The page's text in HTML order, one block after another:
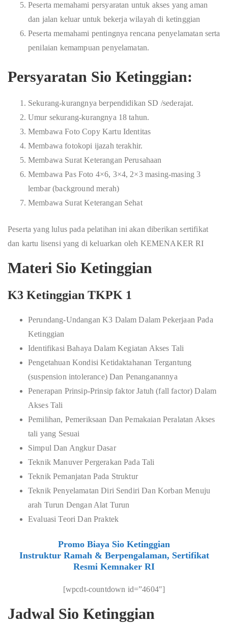
Peserta memahami persyaratan untuk akses yang aman
dan jalan keluar untuk bekerja wilayah di ketinggian
Peserta memahami pentingnya rencana penyelamatan serta
penilaian kemampuan penyelamatan.
Persyaratan Sio Ketinggian:
Sekurang-kurangnya berpendidikan SD /sederajat.
Umur sekurang-kurangnya 18 tahun.
Membawa Foto Copy Kartu Identitas
Membawa fotokopi ijazah terakhir.
Membawa Surat Keterangan Perusahaan
Membawa Pas Foto 4×6, 3×4, 2×3 masing-masing 3
lembar (background merah)
Membawa Surat Keterangan Sehat
Peserta yang lulus pada pelatihan ini akan diberikan sertifikat
dan kartu lisensi yang di keluarkan oleh KEMENAKER RI
Materi Sio Ketinggian
K3 Ketinggian TKPK 1
Perundang-Undangan K3 Dalam Dalam Pekerjaan Pada
Ketinggian
Identifikasi Bahaya Dalam Kegiatan Akses Tali
Pengetahuan Kondisi Ketidaktahanan Tergantung
(suspension intolerance) Dan Penanganannya
Penerapan Prinsip-Prinsip faktor Jatuh (fall factor) Dalam
Akses Tali
Pemilihan, Pemeriksaan Dan Pemakaian Peralatan Akses
tali yang Sesuai
Simpul Dan Angkur Dasar
Teknik Manuver Pergerakan Pada Tali
Teknik Pemanjatan Pada Struktur
Teknik Penyelamatan Diri Sendiri Dan Korban Menuju
arah Turun Dengan Alat Turun
Evaluasi Teori Dan Praktek
Promo Biaya Sio Ketinggian
Instruktur Ramah & Berpengalaman, Sertifikat
Resmi Kemnaker RI
[wpcdt-countdown id=”4604″]
Jadwal Sio Ketinggian